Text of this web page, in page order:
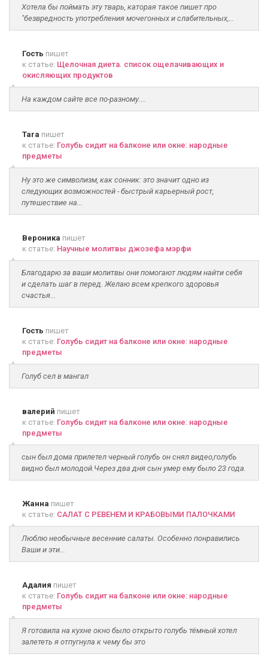
Хотела бы поймать эту тварь, каторая такое пишет про
"безвредность употребления мочегонных и слабительных,...
Гость пишет
к статье: Щелочная диета. список ощелачивающих и
окисляющих продуктов
На каждом сайте все по-разному....
Tara пишет
к статье: Голубь сидит на балконе или окне: народные
предметы
Ну это же символизм, как сонник: это значит одно из
следующих возможностей - быстрый карьерный рост,
путешествие на...
Вероника пишет
к статье: Научные молитвы джозефа мэрфи
Благодарю за ваши молитвы они помогают людям найти себя
и сделать шаг в перед. Желаю всем крепкого здоровья
счастья...
Гость пишет
к статье: Голубь сидит на балконе или окне: народные
предметы
Голуб сел в мангал
валерий пишет
к статье: Голубь сидит на балконе или окне: народные
предметы
сын был дома прилетел черный голубь он снял видео,голубь
видно был молодой.Через два дня сын умер ему было 23 года.
Жанна пишет
к статье: САЛАТ С РЕВЕНЕМ И КРАБОВЫМИ ПАЛОЧКАМИ
Люблю необычные весенние салаты. Особенно понравились
Ваши и эти...
Адалия пишет
к статье: Голубь сидит на балконе или окне: народные
предметы
Я готовила на кухне окно было открыто голубь тёмный хотел
залететь я отпугнула к чему бы это